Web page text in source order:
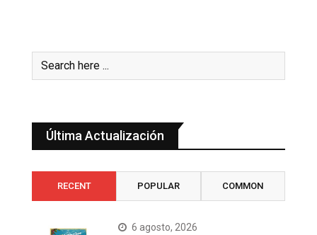
Última Actualización
RECENT POPULAR COMMON
6 agosto, 2026